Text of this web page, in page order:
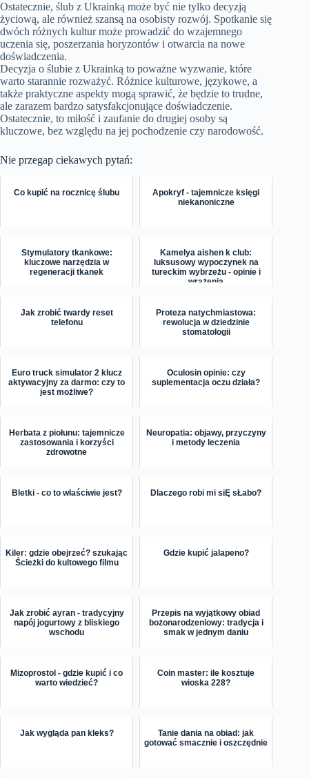
Ostatecznie, ślub z Ukrainką może być nie tylko decyzją
życiową, ale również szansą na osobisty rozwój. Spotkanie się
dwóch różnych kultur może prowadzić do wzajemnego
uczenia się, poszerzania horyzontów i otwarcia na nowe
doświadczenia.
Decyzja o ślubie z Ukrainką to poważne wyzwanie, które
warto starannie rozważyć. Różnice kulturowe, językowe, a
także praktyczne aspekty mogą sprawić, że będzie to trudne,
ale zarazem bardzo satysfakcjonujące doświadczenie.
Ostatecznie, to miłość i zaufanie do drugiej osoby są
kluczowe, bez względu na jej pochodzenie czy narodowość.
Nie przegap ciekawych pytań:
Co kupić na rocznicę ślubu
Apokryf - tajemnicze księgi
niekanoniczne
Stymulatory tkankowe:
kluczowe narzędzia w
regeneracji tkanek
Kamelya aishen k club:
luksusowy wypoczynek na
tureckim wybrzeżu - opinie i
wrażenia
Jak zrobić twardy reset
telefonu
Proteza natychmiastowa:
rewolucja w dziedzinie
stomatologii
Euro truck simulator 2 klucz
aktywacyjny za darmo: czy to
jest możliwe?
Oculosin opinie: czy
suplementacja oczu działa?
Herbata z piołunu: tajemnicze
zastosowania i korzyści
zdrowotne
Neuropatia: objawy, przyczyny
i metody leczenia
Bletki - co to właściwie jest? Dlaczego robi mi siĘ sŁabo?
Kiler: gdzie obejrzeć? szukając
Ścieżki do kultowego filmu
Gdzie kupić jalapeno?
Jak zrobić ayran - tradycyjny
napój jogurtowy z bliskiego
wschodu
Przepis na wyjątkowy obiad
bożonarodzeniowy: tradycja i
smak w jednym daniu
Mizoprostol - gdzie kupić i co
warto wiedzieć?
Coin master: ile kosztuje
wioska 228?
Jak wygląda pan kleks?
Tanie dania na obiad: jak
gotować smacznie i oszczędnie